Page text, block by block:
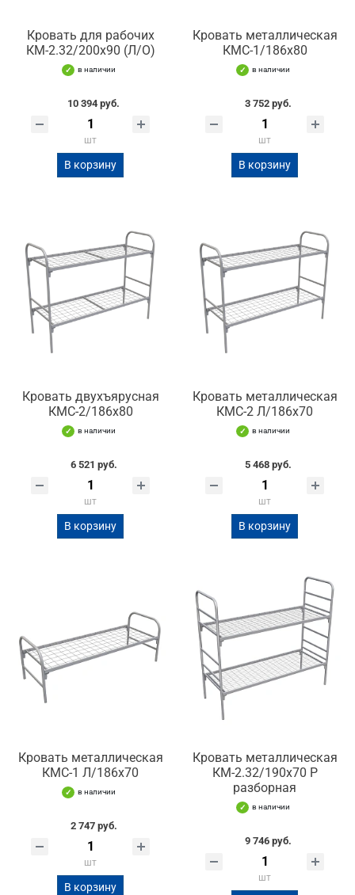
Кровать для рабочих
КМ-2.32/200х90 (Л/О)
в наличии
10 394 руб.
шт
В корзину
Кровать металлическая
КМС-1/186х80
в наличии
3 752 руб.
шт
В корзину
Кровать двухъярусная
КМС-2/186х80
в наличии
6 521 руб.
шт
В корзину
Кровать металлическая
КМС-2 Л/186х70
в наличии
5 468 руб.
шт
В корзину
Кровать металлическая
КМС-1 Л/186х70
в наличии
2 747 руб.
шт
В корзину
Кровать металлическая
КМ-2.32/190х70 Р
разборная
в наличии
9 746 руб.
шт